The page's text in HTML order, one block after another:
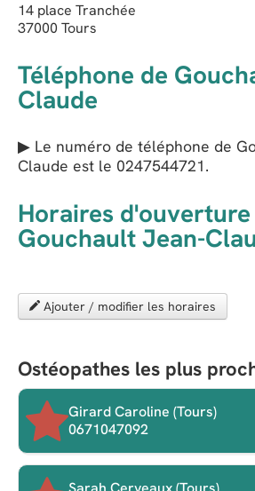
14 place Tranchée
37000 Tours
Téléphone de
Claude
▶ Le numéro de téléphone de
Claude est le 0247544721.
Horaires d'ouverture
Gouchault Jean-
Ajouter / modifier les horaires
Ostéopathes les plus
Girard Caroline (Tours)
0671047092